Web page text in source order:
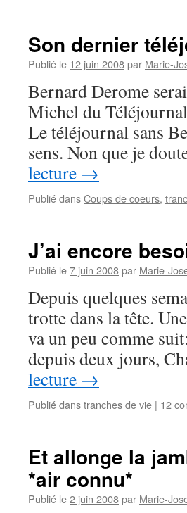
Son dernier
Publié le 12 juin 2008par Marie-
Bernard Derome
Michel du
Le téléjournal sans
sens. Non que je
lecture →
Publié dansCoups de coeurs,
J’ai encore
Publié le7 juin 2008par Marie-
Depuis quelques
trotte dans la tête.
va un peu comme
depuis deux jours,
lecture →
Publié danstranches de vie | 12
Et allonge la
*air connu*
Publié le2 juin 2008par Marie-